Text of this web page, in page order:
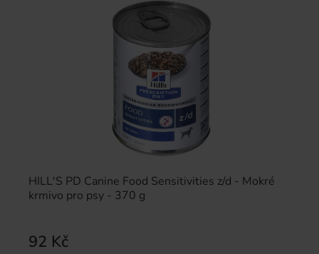
HILL'S PD Canine Food Sensitivities z/d - Mokré
krmivo pro psy - 370 g
92 Kč